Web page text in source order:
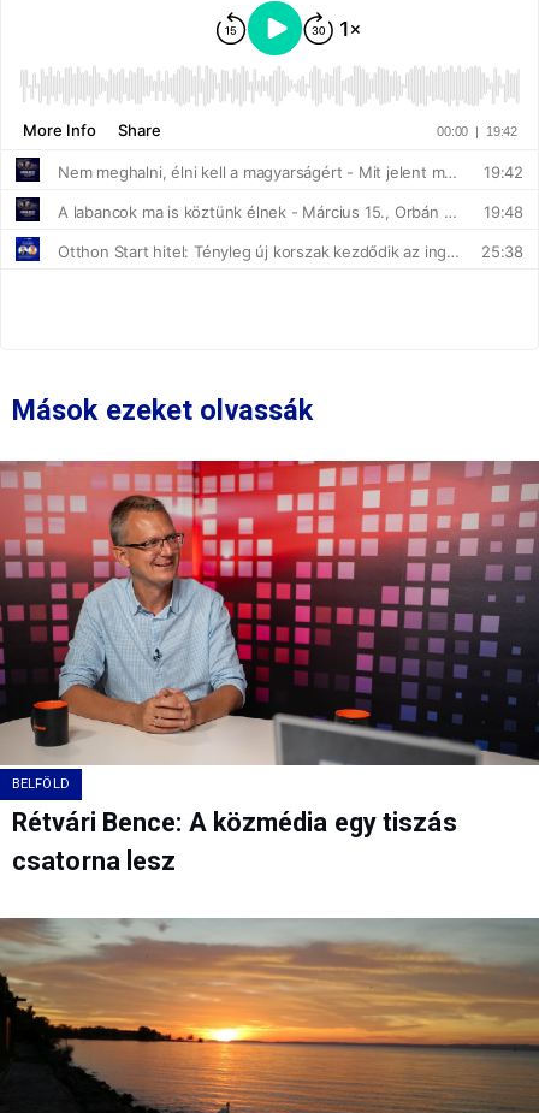
Mások ezeket olvassák
BELFÖLD
Rétvári Bence: A közmédia egy tiszás
csatorna lesz